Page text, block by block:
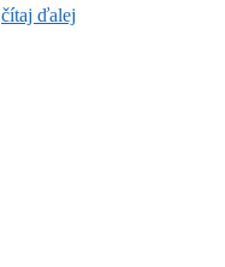
čítaj ďalej